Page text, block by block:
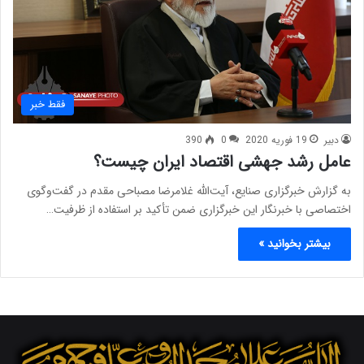
فقط خبر
دبیر 19 فوریه 2020 0
390
عامل رشد جهشی اقتصاد ایران چیست؟
به گزارش خبرگزاری صنایع، آیت‌الله غلامرضا مصباحی مقدم در گفت‌وگوی
اختصاصی با خبرنگار این خبرگزاری ضمن تأکید بر استفاده از ظرفیت…
بیشتر بخوانید »